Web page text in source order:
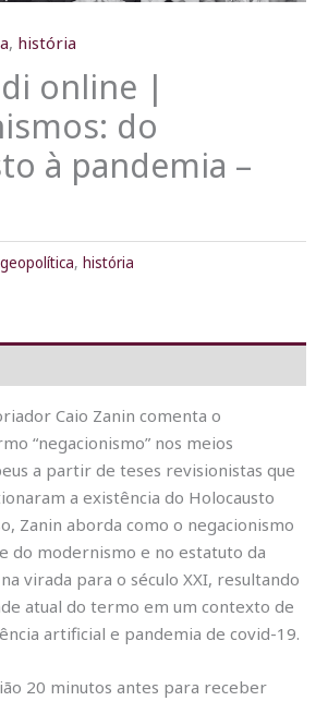
, história
online |
do
à pandemia –
geopolítica, história
Caio Zanin comenta o
“negacionismo” nos meios
a partir de teses revisionistas que
a existência do Holocausto
Zanin aborda como o negacionismo
do modernismo e no estatuto da
virada para o século XXI, resultando
atual do termo em um contexto de
artificial e pandemia de covid-19.
20 minutos antes para receber